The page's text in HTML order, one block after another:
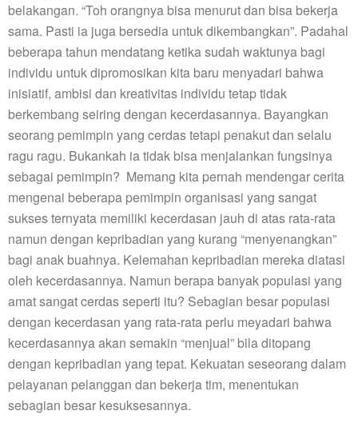
belakangan. “Toh orangnya bisa menurut dan bisa bekerja
sama. Pasti ia juga bersedia untuk dikembangkan”. Padahal
beberapa tahun mendatang ketika sudah waktunya bagi
individu untuk dipromosikan kita baru menyadari bahwa
inisiatif, ambisi dan kreativitas individu tetap tidak
berkembang seiring dengan kecerdasannya. Bayangkan
seorang pemimpin yang cerdas tetapi penakut dan selalu
ragu ragu. Bukankah ia tidak bisa menjalankan fungsinya
sebagai pemimpin? Memang kita pernah mendengar cerita
mengenai beberapa pemimpin organisasi yang sangat
sukses ternyata memiliki kecerdasan jauh di atas rata-rata
namun dengan kepribadian yang kurang “menyenangkan”
bagi anak buahnya. Kelemahan kepribadian mereka diatasi
oleh kecerdasannya. Namun berapa banyak populasi yang
amat sangat cerdas seperti itu? Sebagian besar populasi
dengan kecerdasan yang rata-rata perlu meyadari bahwa
kecerdasannya akan semakin “menjual” bila ditopang
dengan kepribadian yang tepat. Kekuatan seseorang dalam
pelayanan pelanggan dan bekerja tim, menentukan
sebagian besar kesuksesannya.